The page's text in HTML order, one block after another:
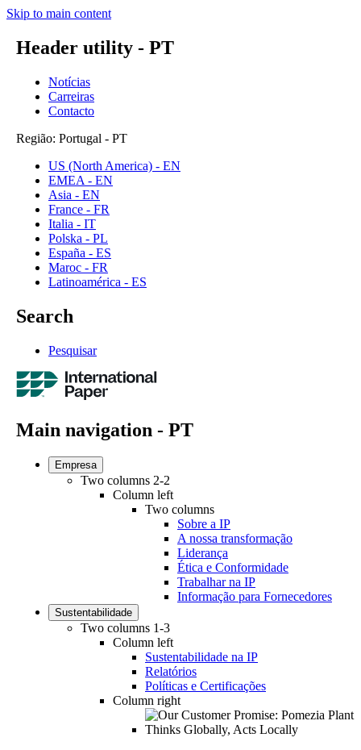
Skip to main content
Header utility - PT
Notícias
Carreiras
Contacto
Região: Portugal - PT
US (North America) - EN
EMEA - EN
Asia - EN
France - FR
Italia - IT
Polska - PL
España - ES
Maroc - FR
Latinoamérica - ES
Search
Pesquisar
Main navigation - PT
Empresa
Two columns 2-2
Column left
Two columns
Sobre a IP
A nossa transformação
Liderança
Ética e Conformidade
Trabalhar na IP
Informação para Fornecedores
Sustentabilidade
Two columns 1-3
Column left
Sustentabilidade na IP
Relatórios
Políticas e Certificações
Column right